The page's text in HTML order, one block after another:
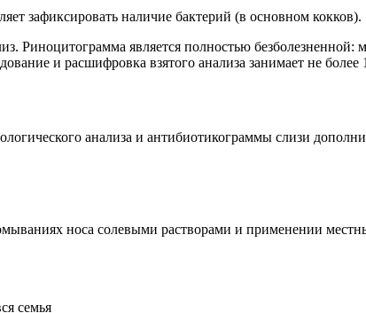
зафиксировать наличие бактерий (в основном кокков).
Риноцитограмма является полностью безболезненной:
и расшифровка взятого анализа занимает не более
анализа и антибиотикограммы слизи
носа солевыми растворами и применении